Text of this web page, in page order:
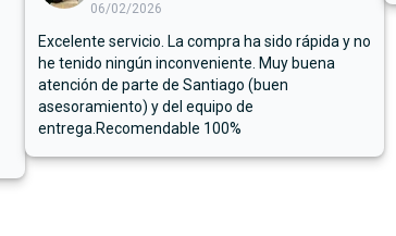
06/02/2026
Excelente servicio. La compra ha sido rápida y no
he tenido ningún inconveniente. Muy buena
atención de parte de Santiago (buen
asesoramiento) y del equipo de
entrega.Recomendable 100%